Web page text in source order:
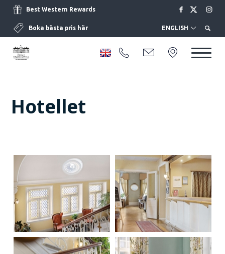
Best Western Rewards
Boka bästa pris här ENGLISH
Hotellet